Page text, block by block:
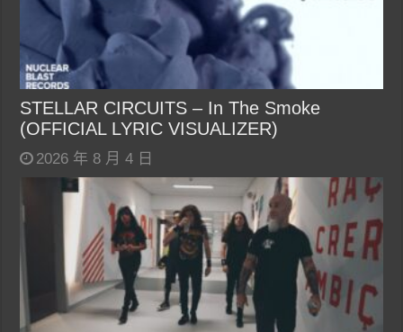
STELLAR CIRCUITS – In The Smoke
(OFFICIAL LYRIC VISUALIZER)
2026 年 8 月 4 日